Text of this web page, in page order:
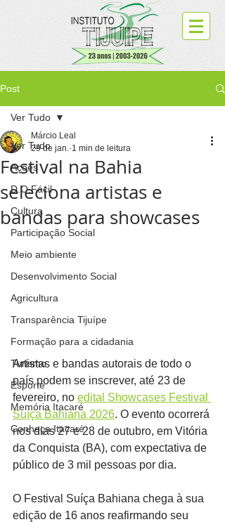
Post
Ver Tudo
Ações
D.O.Fácil
Cultura
Participação Social
Meio ambiente
Desenvolvimento Social
Agricultura
Transparência Tijuípe
Formação para a cidadania
Turismo
Esporte
Memória Itacaré
Conheça Itacaré
Ver Tudo
Festival na Bahia
seleciona artistas e
bandas para showcases
Márcio Leal
29 de jan. 1 min de leitura
Artistas e bandas autorais de todo o
país podem se inscrever, até 23 de
fevereiro, no edital Showcases Festival
Suíça Bahiana 2026. O evento ocorrerá
nos dias 27 e 28 de outubro, em Vitória
da Conquista (BA), com expectativa de
público de 3 mil pessoas por dia.
O Festival Suíça Bahiana chega à sua
edição de 16 anos reafirmando seu